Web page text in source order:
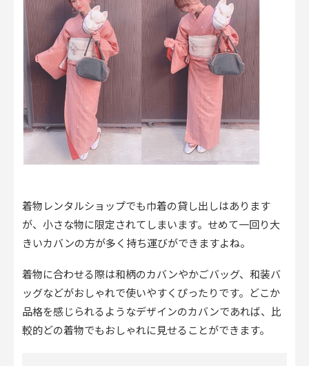
着物レンタルショップでも巾着の貸し出しはあります
が、小さな物に限定されてしまいます。せめて一回り大
きいカバンの方が多く持ち運びができますよね。
着物に合わせる際は和柄のカバンやかごバッグ、和装バ
ッグなどがおしゃれで使いやすくぴったりです。どこか
品格を感じられるようなデザインのカバンであれば、比
較的どの着物でもおしゃれに見せることができます。